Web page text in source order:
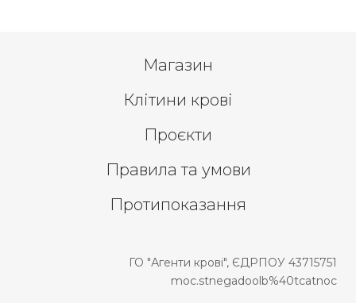
Магазин
Клітини крові
Проєкти
Правила та умови
Протипоказання
ГО "Агенти крові", ЄДРПОУ 43715751
moc.stnegadoolb%40tcatnoc